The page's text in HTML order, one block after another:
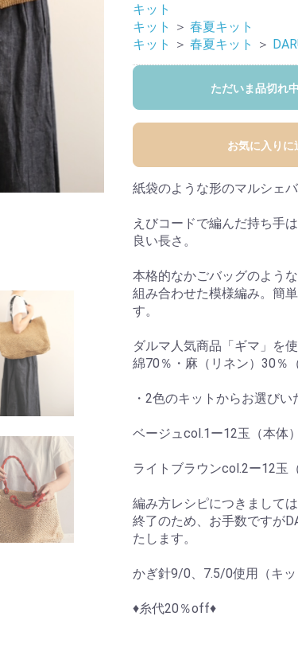
キット
キット
＞ 春夏キット
キット
＞ 春夏キット ＞
ただいま品切れ中
お気に入りに
紙袋のような形のマルシェバ
えびコードで編んだ持ち手
良い長さ。
本格的なかごバッグのよう
組み合わせた模様編み。簡
す。
ダルマ人気商品「ギマ」を
綿70％・麻（リネン）30％
・2色のキットからお選びい
ベージュcol.1ー12玉（本体
ライトブラウンcol.2ー12玉
編み方レシピにつきまして
終了のため、お手数ですが
たします。
かぎ針9/0、7.5/0使用（キッ
♦糸代20％off♦